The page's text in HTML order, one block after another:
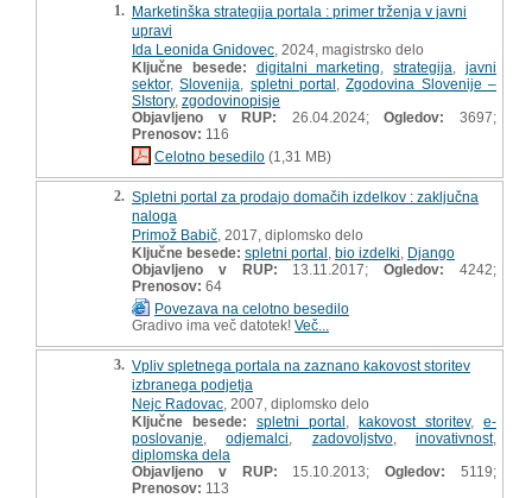
1. Marketinška strategija portala : primer trženja v javni
upravi
Ida Leonida Gnidovec , 2024, magistrsko delo
Ključne besede:
digitalni marketing ,strategija ,javni
sektor,Slovenija spletni portal ,Zgodovina Slovenije –
SIstory, zgodovinopisje
Objavljeno v RUP: 26.04.2024;Ogledov:
3697;
Prenosov: 116
Celotno besedilo (1,31 MB)
2. Spletni portal za prodajo domačih izdelkov : zaključna
naloga
Primož Babič , 2017, diplomsko delo
Ključne besede: spletni portal bio izdelki Django
Objavljeno v RUP: 13.11.2017;Ogledov: 4242;
Prenosov: 64
Povezava na celotno besedilo
Gradivo ima več datotek! Več...
3. Vpliv spletnega portala na zaznano kakovost storitev
izbranega podjetja
Nejc Radovac , 2007, diplomsko delo
Ključne besede:
spletni portal kakovost storitev, e-
poslovanje ,odjemalci zadovoljstvo,inovativnost,
diplomska dela
Objavljeno v RUP: 15.10.2013;Ogledov: 5119;
Prenosov: 113